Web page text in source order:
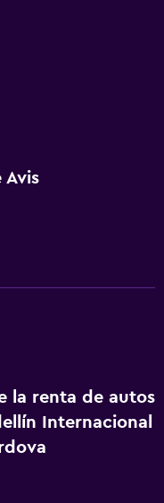
Avis
la renta de autos
Internacional